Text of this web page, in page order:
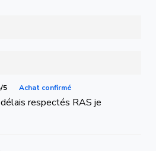
5 Achat confirmé
respectés RAS je